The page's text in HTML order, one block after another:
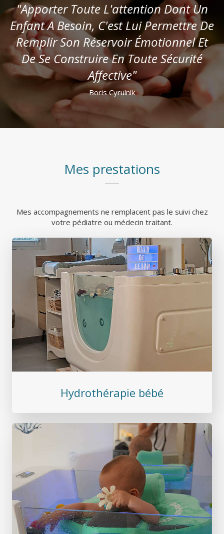
"Apporter Toute L'attention Dont Un
Enfant A Besoin, C'est Lui Permettre De
Remplir Son Réservoir Émotionnel Et
De Se Construire En Toute Sécurité
Affective"
Boris Cyrulnik
Mes prestations
Mes accompagnements ne remplacent pas le suivi chez
votre pédiatre ou médecin traitant.
Hydrothérapie bébé